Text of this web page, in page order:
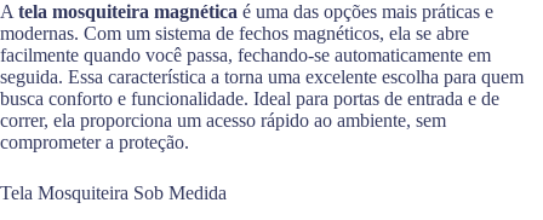
A tela mosquiteira magnética é uma das opções mais práticas e
modernas. Com um sistema de fechos magnéticos, ela se abre
facilmente quando você passa, fechando-se automaticamente em
seguida. Essa característica a torna uma excelente escolha para quem
busca conforto e funcionalidade. Ideal para portas de entrada e de
correr, ela proporciona um acesso rápido ao ambiente, sem
comprometer a proteção.
Tela Mosquiteira Sob Medida